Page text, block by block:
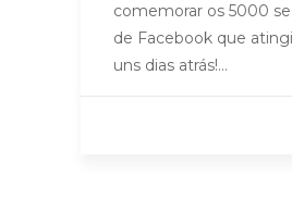
comemorar os 5000
de Facebook que
uns dias atrás!…